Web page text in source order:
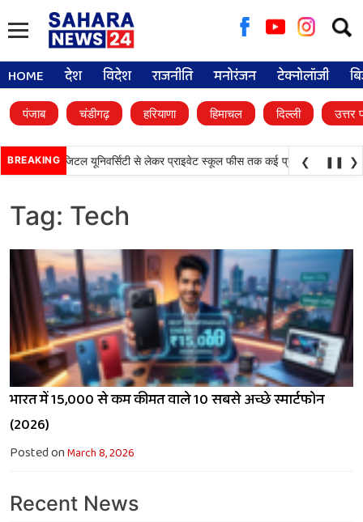
for:
HOME देश विदेश राजनीति मनोरंजन टेक्नोलॉजी
पंजाब चंडीगढ़ हरियाणा हिमाचल दिल्ली उत्तर
BREAKING
फैसले, डिजिटल यूनिवर्सिटी से लेकर प्राइवेट स्कूल फीस तक कई प्रस्तावों को मंजूरी
❮ ❚❚ ❯
Tag: Tech
भारत में ₹15,000 से कम कीमत वाले 10 सबसे अच्छे स्मार्टफोन
(2026)
Posted onMarch 8, 2026
Recent News